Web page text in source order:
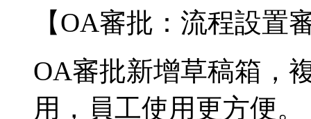
【OA審批：流程設置
OA審批新增草稿箱，
用，員工使用更方便。